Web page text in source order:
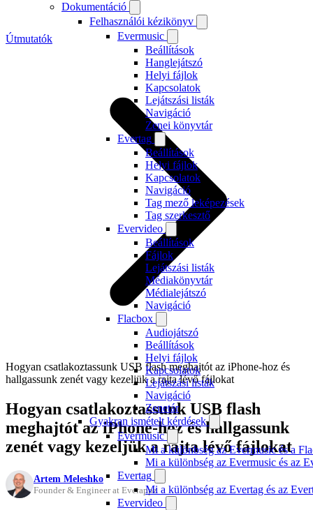
Dokumentáció
Felhasználói kézikönyv
Evermusic
Beállítások
Hanglejátszó
Helyi fájlok
Kapcsolatok
Lejátszási listák
Navigáció
Zenei könyvtár
Evertag
Beállítások
Helyi fájlok
Kapcsolatok
Navigáció
Tag mező leképezések
Tag szerkesztő
Evervideo
Beállítások
Fájlok
Lejátszási listák
Médiakönyvtár
Médialejátszó
Navigáció
Flacbox
Audiojátszó
Beállítások
Helyi fájlok
Kapcsolatok
Lejátszási listák
Navigáció
Zenetár
Gyakran ismételt kérdések
Evermusic
Mi a különbség az Evermusic és a
Mi a különbség az Evermusic és az
Evertag
Mi a különbség az Evertag és az
Evervideo
Útmutatók
Hogyan csatlakoztassunk USB flash meghajtót az iPhone-hoz és
hallgassunk zenét vagy kezeljük a rajta lévő fájlokat
Hogyan csatlakoztassunk USB flash
meghajtót az iPhone-hoz és hallgassunk
zenét vagy kezeljük a rajta lévő fájlokat
Artem Meleshko
Founder & Engineer at Everappz